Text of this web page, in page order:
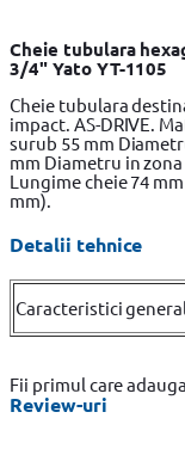
Cheie tubulara
3/4" Yato YT-1105
Cheie tubulara
impact. AS-DRIVE.
surub 55 mm
mm Diametru in
Lungime cheie 74
mm).
Detalii tehnice
Caracteristici
Fii primul care
Review-uri